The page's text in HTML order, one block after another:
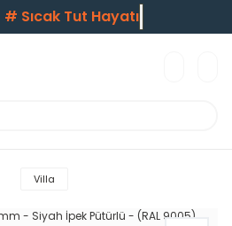
# Sıcak Tut Hayatı
Villa